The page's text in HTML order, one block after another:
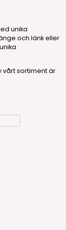
unika
och länk eller
vårt sortiment är